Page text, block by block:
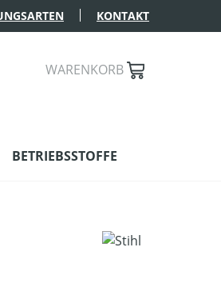
KONTAKT
WARENKORB
BETRIEBSSTOFFE